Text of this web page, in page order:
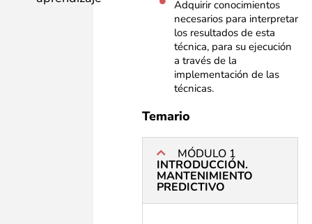
Adquirir conocimientos
necesarios para interpretar
los resultados de esta
técnica, para su ejecución
a través de la
implementación de las
técnicas.
Temario
MÓDULO 1
INTRODUCCIÓN.
MANTENIMIENTO
PREDICTIVO